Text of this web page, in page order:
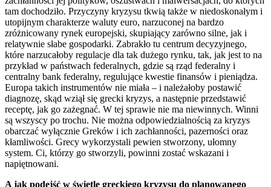
tam dochodziło. Przyczyny kryzysu tkwią także w niedoskonałym i
utopijnym charakterze waluty euro, narzuconej na bardzo
zróżnicowany rynek europejski, skupiający zarówno silne, jak i
relatywnie słabe gospodarki. Zabrakło tu centrum decyzyjnego,
które narzucałoby regulacje dla tak dużego rynku, tak, jak jest to na
przykład w państwach federalnych, gdzie są rząd federalny i
centralny bank federalny, regulujące kwestie finansów i pieniądza.
Europa takich instrumentów nie miała – i należałoby postawić
diagnozę, skąd wziął się grecki kryzys, a następnie przedstawić
receptę, jak go zażegnać. W tej sprawie nie ma niewinnych. Winni
są wszyscy po trochu. Nie można odpowiedzialnością za kryzys
obarczać wyłącznie Greków i ich zachłanności, pazerności oraz
kłamliwości. Grecy wykorzystali pewien stworzony, ułomny
system. Ci, którzy go stworzyli, powinni zostać wskazani i
napiętnowani.
A jak podejść w świetle greckiego kryzysu do planowanego